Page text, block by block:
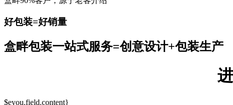
好包装=好销量
盒畔包装一站式服务=创意设计+包装生产
$eyou.field.content}